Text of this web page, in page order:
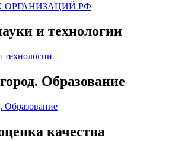
и технологии
Образование
качества